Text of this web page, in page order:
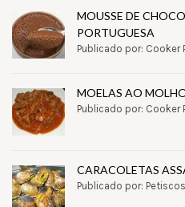
MOUSSE DE
PORTUGUESA
Publicado por: Cooker
MOELAS AO
Publicado por: Cooker
CARACOLETAS
Publicado por: